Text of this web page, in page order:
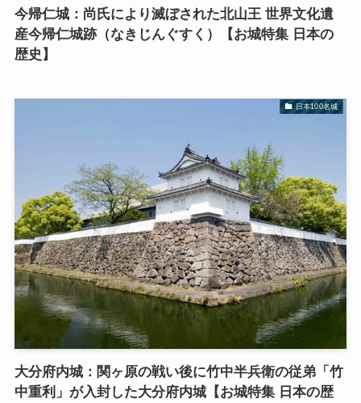
今帰仁城：尚氏により滅ぼされた北山王 世界文化遺
産今帰仁城跡（なきじんぐすく）【お城特集 日本の
歴史】
日本100名城
大分府内城：関ヶ原の戦い後に竹中半兵衛の従弟「竹
中重利」が入封した大分府内城【お城特集 日本の歴